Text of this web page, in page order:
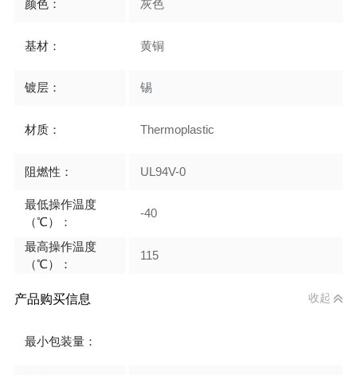
颜色： 灰色
基材： 黄铜
镀层： 锡
材质： Thermoplastic
阻燃性： UL94V-0
最低操作温度
（℃）：
-40
最高操作温度
（℃）：
115
产品购买信息 收起
最小包装量：